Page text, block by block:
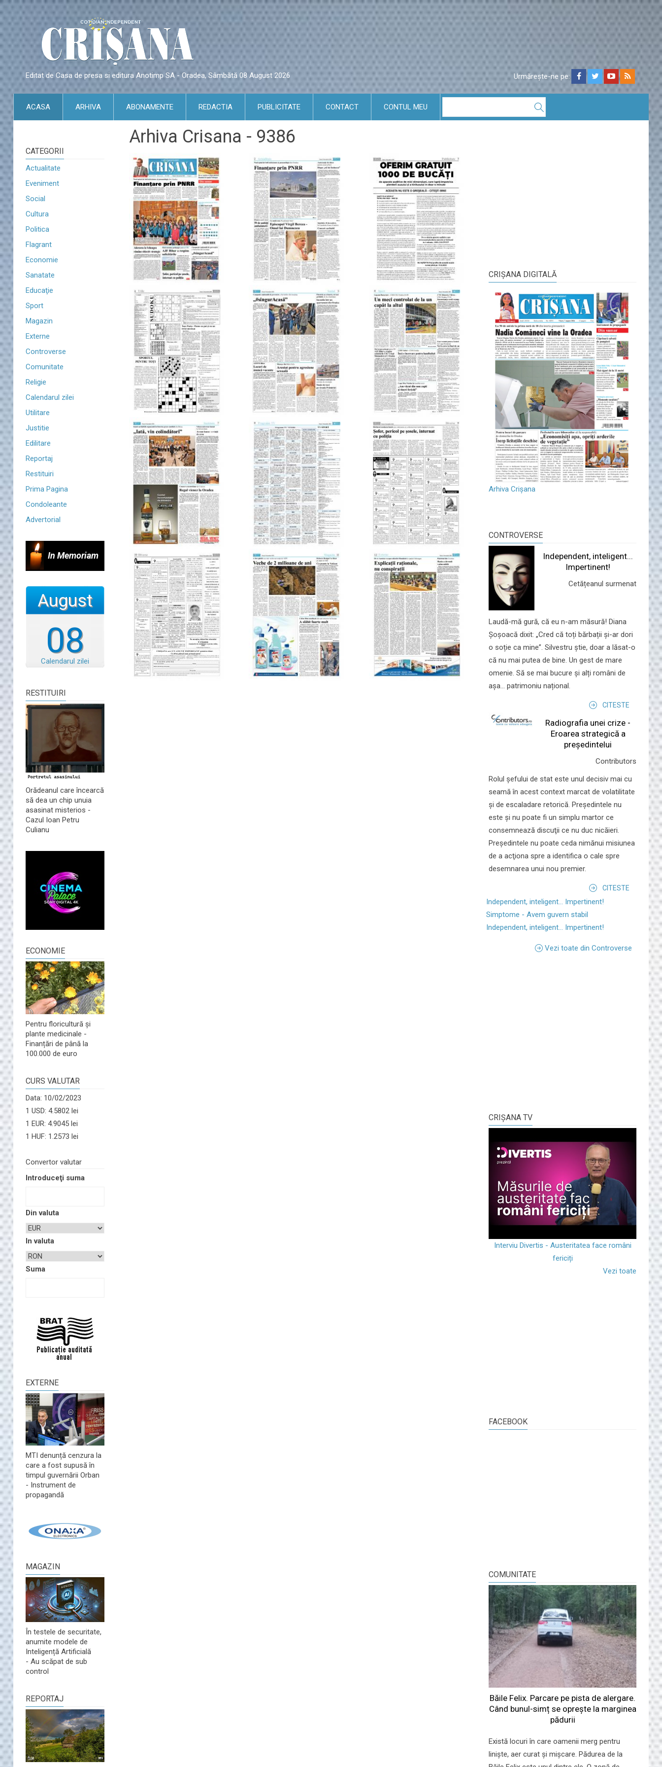
Editat de Casa de presa si editura Anotimp SA - Oradea, Sâmbătă 08 August 2026 Urmărește-ne pe:
ACASA ARHIVA ABONAMENTE REDACTIA PUBLICITATE CONTACT CONTUL MEU
CATEGORII
Actualitate
Eveniment
Social
Cultura
Politica
Flagrant
Economie
Sanatate
Educaţie
Sport
Magazin
Externe
Controverse
Comunitate
Religie
Calendarul zilei
Utilitare
Justitie
Edilitare
Reportaj
Restituiri
Prima Pagina
Condoleante
Advertorial
In Memoriam
08
August
Calendarul zilei
RESTITUIRI
Orădeanul care încearcă
să dea un chip unuia
asasinat misterios -
Cazul Ioan Petru
Culianu
ECONOMIE
Pentru floricultură și
plante medicinale -
Finanțări de până la
100.000 de euro
CURS VALUTAR
Data: 10/02/2023
1 USD: 4.5802 lei
1 EUR: 4.9045 lei
1 HUF: 1.2573 lei
Convertor valutar
Introduceţi suma
Din valuta
In valuta
Suma
EXTERNE
MTI denunță cenzura la
care a fost supusă în
timpul guvernării Orban
- Instrument de
propagandă
MAGAZIN
În testele de securitate,
anumite modele de
Inteligență Artificială
- Au scăpat de sub
control
REPORTAJ
Arhiva Crisana - 9386
CRIŞANA DIGITALĂ
Arhiva Crișana
CONTROVERSE
Independent, inteligent...
Impertinent!
Cetățeanul surmenat
Laudă-mă gură, că eu n-am măsură! Diana
Șoșoacă dixit: „Cred că toți bărbații și-ar dori
o soție ca mine”. Silvestru știe, doar a lăsat-o
că nu mai putea de bine. Un gest de mare
omenie. Să se mai bucure și alți români de
așa... patrimoniu național.
CITESTE
Radiografia unei crize -
Eroarea strategică a
președintelui
Contributors
Rolul şefului de stat este unul decisiv mai cu
seamă în acest context marcat de volatilitate
şi de escaladare retorică. Preşedintele nu
este şi nu poate fi un simplu martor ce
consemnează discuţii ce nu duc nicăieri.
Preşedintele nu poate ceda nimănui misiunea
de a acţiona spre a identifica o cale spre
desemnarea unui nou premier.
CITESTE
Independent, inteligent... Impertinent!
Simptome - Avem guvern stabil
Independent, inteligent... Impertinent!
Vezi toate din Controverse
CRIŞANA TV
Interviu Divertis - Austeritatea face români
fericiți
Vezi toate
FACEBOOK
COMUNITATE
Băile Felix. Parcare pe pista de alergare.
Când bunul-simț se oprește la marginea
pădurii
Există locuri în care oamenii merg pentru
liniște, aer curat și mișcare. Pădurea de la